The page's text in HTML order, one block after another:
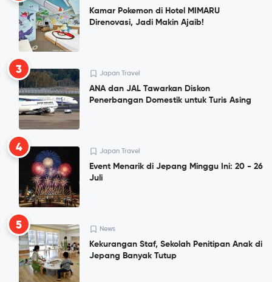
Kamar Pokemon di Hotel MIMARU
Direnovasi, Jadi Makin Ajaib!
3 Japan Travel
ANA dan JAL Tawarkan Diskon
Penerbangan Domestik untuk Turis Asing
4 Japan Travel
Event Menarik di Jepang Minggu Ini: 20 - 26
Juli
5 News
Kekurangan Staf, Sekolah Penitipan Anak di
Jepang Banyak Tutup